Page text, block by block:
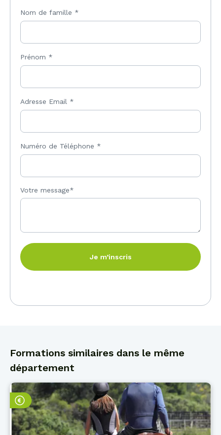
Nom de famille *
Prénom *
Adresse Email *
Numéro de Téléphone *
Votre message*
Je m’inscris
Formations similaires dans le même
département